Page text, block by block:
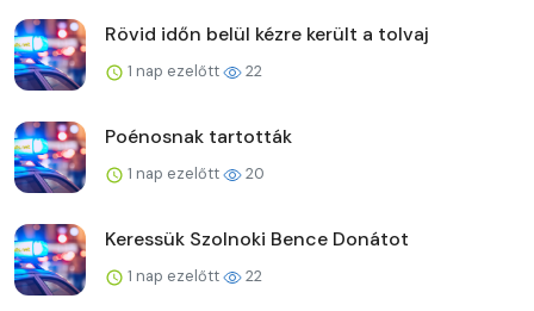
Rövid időn belül kézre került a tolvaj
1 nap ezelőtt 22
Poénosnak tartották
1 nap ezelőtt 20
Keressük Szolnoki Bence Donátot
1 nap ezelőtt 22